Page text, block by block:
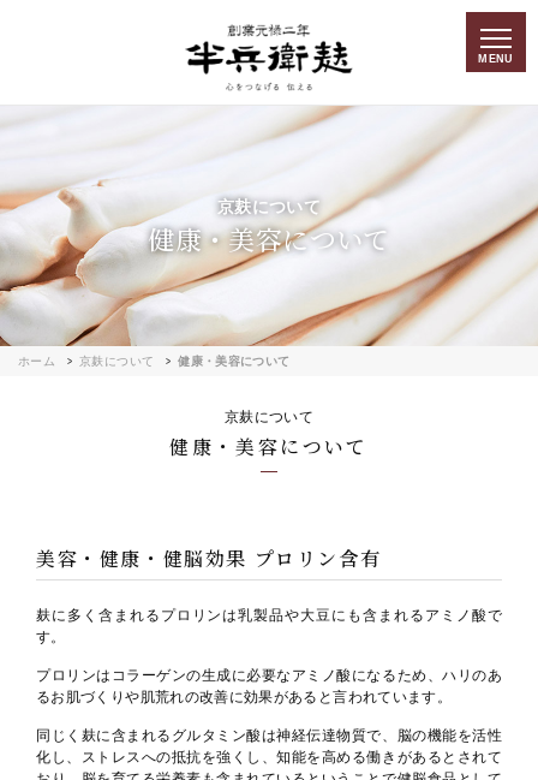
MENU
京麸について
健康・美容について
ホーム 京麸について 健康・美容について
京麸について
健康・美容について
美容・健康・健脳効果 プロリン含有
麸に多く含まれるプロリンは乳製品や大豆にも含まれるアミノ酸で
す。
プロリンはコラーゲンの生成に必要なアミノ酸になるため、ハリのあ
るお肌づくりや肌荒れの改善に効果があると言われています。
同じく麸に含まれるグルタミン酸は神経伝達物質で、脳の機能を活性
化し、ストレスへの抵抗を強くし、知能を高める働きがあるとされて